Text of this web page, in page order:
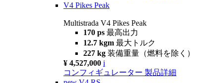
V4 Pikes Peak
Multistrada V4 Pikes Peak
170 ps 最高出力
12.7 kgm 最大トルク
227 kg 装備重量（燃料を除く）
¥ 4,527,000 i
コンフィギュレーター 製品詳細